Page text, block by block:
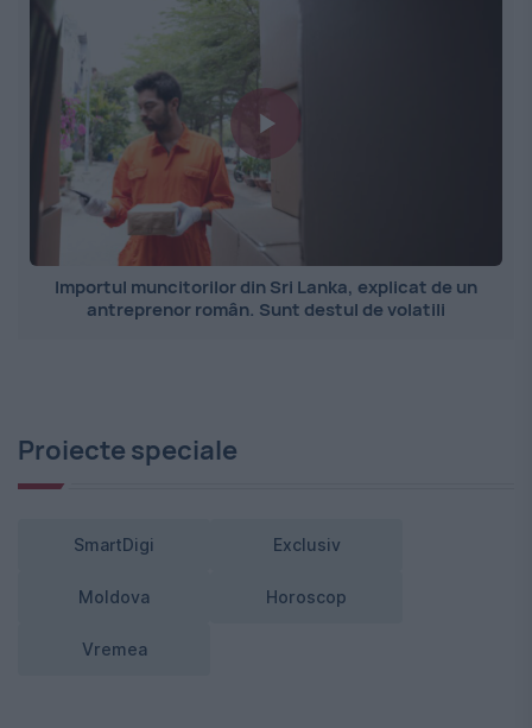
Importul muncitorilor din Sri Lanka, explicat de un
antreprenor român. Sunt destul de volatili
Proiecte speciale
SmartDigi Exclusiv
Moldova Horoscop
Vremea